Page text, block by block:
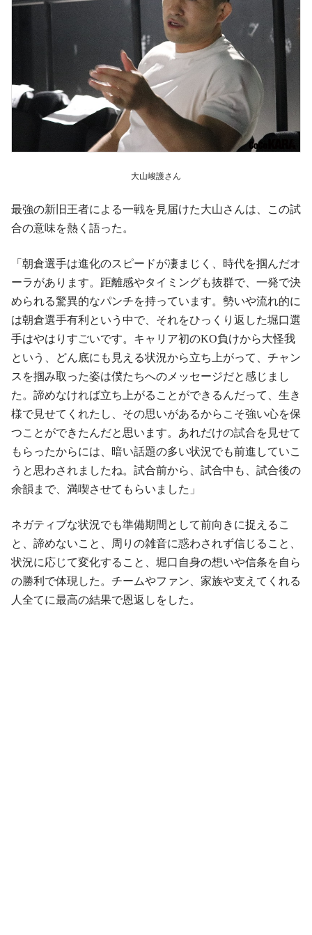
大山峻護さん
最強の新旧王者による一戦を見届けた大山さんは、この試
合の意味を熱く語った。
「朝倉選手は進化のスピードが凄まじく、時代を掴んだオ
ーラがあります。距離感やタイミングも抜群で、一発で決
められる驚異的なパンチを持っています。勢いや流れ的に
は朝倉選手有利という中で、それをひっくり返した堀口選
手はやはりすごいです。キャリア初のKO負けから大怪我
という、どん底にも見える状況から立ち上がって、チャン
スを掴み取った姿は僕たちへのメッセージだと感じまし
た。諦めなければ立ち上がることができるんだって、生き
様で見せてくれたし、その思いがあるからこそ強い心を保
つことができたんだと思います。あれだけの試合を見せて
もらったからには、暗い話題の多い状況でも前進していこ
うと思わされましたね。試合前から、試合中も、試合後の
余韻まで、満喫させてもらいました」
ネガティブな状況でも準備期間として前向きに捉えるこ
と、諦めないこと、周りの雑音に惑わされず信じること、
状況に応じて変化すること、堀口自身の想いや信条を自ら
の勝利で体現した。チームやファン、家族や支えてくれる
人全てに最高の結果で恩返しをした。